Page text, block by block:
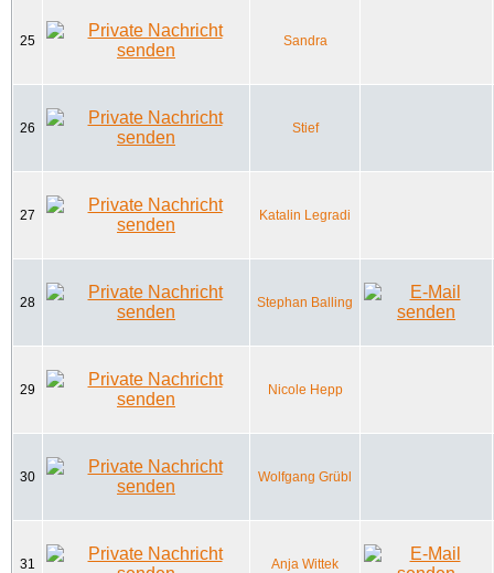
25 Sandra
26 Stief
27 Katalin Legradi
28 Stephan Balling
29 Nicole Hepp
30 Wolfgang Grübl
31 Anja Wittek